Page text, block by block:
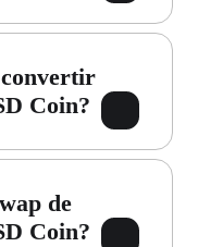
Coin?
de
Coin?